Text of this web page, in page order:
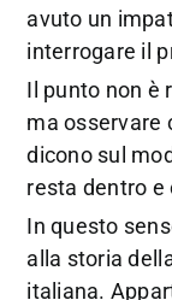
avuto un
interrogare il
Il punto non è
ma osservare
dicono sul
resta dentro e
In questo
alla storia
italiana.